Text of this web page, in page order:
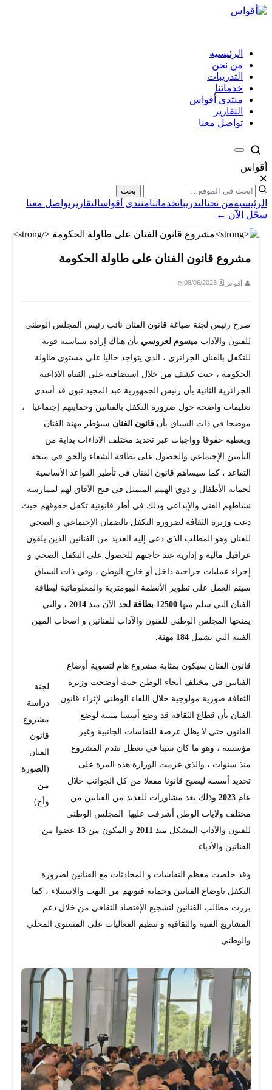
الرئيسية
من نحن
التدريبات
خدماتنا
منتدى أقواس
التقارير
تواصل معنا
أقواس
✕
بحث
الرئيسيةمن نحنالتدريباتخدماتنامنتدى أقواسالتقارير تواصل معنا
سجّل الآن ←
مشروع قانون الفنان على طاولة الحكومة
👤 أقواس🗓 08/06/2023
📁
صرح رئيس لجنة صياغة قانون الفنان نائب رئيس المجلس الوطني
للفنون والآداب ميسوم لعروسي بأن هناك إرادة سياسية قوية
للتكفل بالفنان الجزائري ، الذي يتواجد حاليا على مستوى طاولة
الحكومة ، حيث كشف من خلال استضافته على القناة الاذاعية
الجزائرية الثانية بأن رئيس الجمهورية عبد المجيد تبون قد أسدى
تعليمات واضحة حول ضرورة التكفل بالفنانين وحمايتهم إجتماعيا ،
موضحا في ذات السياق بأن قانون الفنان سيؤطر مهنة الفنان
ويعطيه حقوقا وواجبات عبر تحديد مختلف الاداءات بداية من
التأمبن الإجتماعي والحصول على بطاقة الشفاء والحق في منحة
التقاعد ، كما سيساهم قانون الفنان في تأطير القواعد الأساسية
لحماية الأطفال و ذوي الهمم المتمثل في فتح الآفاق لهم لممارسة
نشاطهم الفني والإبداعي وذلك في أطر قانونية تكفل حقوقهم حيث
دعت وزيرة الثقافة لضرورة التكفل بالضمان الإجتماعي و الصحي
للفنان وهو المطلب الذي دعى إليه العديد من الفنانين الذين يلقون
عراقيل مالية و إدارية عند حاجتهم للحصول على التكفل الصحي و
إجراء عمليات جراحية داخل أو خارج الوطن ، وفي ذات السياق
سيتم العمل على تطوير الأنظمة البيومترية والمعلوماتية لبطاقة
الفنان التي سلم منها
حد الآن منذ 2014 ، والتي
يمنحها المجلس الوطني للفنون والآداب للفنانين و اصحاب المهن
الفنية التي تشمل 184 مهنة .
لجنة
دراسة
مشروع
قانون
الفنان
(الصورة
من
وأج)
قانون الفنان سيكون بمثابة مشروع هام لتسوية أوضاع
الفنانين في مختلف أنحاء الوطن حيث أوضحت وزيرة
الثقافة صورية مولوجية خلال اللقاء الوطني لإثراء قانون
الفنان بأن قطاع الثقافة قد وضع أسسا متينة لوضع
القانون حتى لا يظل عرضة للنقاشات الجانبية وغير
مؤسسة ، وهو ما كان سببا في تعطل تقدم المشروع
منذ سنوات ، والذي عزمت الوزارة هذه المرة على
تحديد أسسه ليصبح قانونا مفعلا من كل الجوانب خلال
عام
وذلك بعد مشاورات للعديد من الفنانين من
مختلف ولايات الوطن أشرفت عليها المجلس الوطني
للفنون والآداب المشكل منذ 2011 و المكون من
عضوا من
الفنانين والأدباء .
وقد خلصت معظم النقاشات و المحادثات مع الفنانين لضرورة
التكفل باوضاع الفنانين وحماية فنونهم من النهب والاستيلاء ، كما
برزت مطالب الفنانين لتشجيع الإقتصاد الثقافي من خلال دعم
المشاريع الفنية والثقافية و تنظيم الفعاليات على المستوى المحلي
والوطني .